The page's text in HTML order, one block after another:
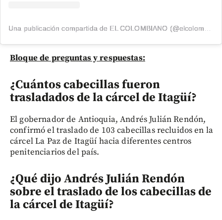
Bloque de preguntas y respuestas:
¿Cuántos cabecillas fueron
trasladados de la cárcel de Itagüí?
El gobernador de Antioquia, Andrés Julián Rendón,
confirmó el traslado de 103 cabecillas recluidos en la
cárcel La Paz de Itagüí hacia diferentes centros
penitenciarios del país.
¿Qué dijo Andrés Julián Rendón
sobre el traslado de los cabecillas de
la cárcel de Itagüí?